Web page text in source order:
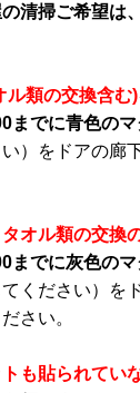
の清掃ご希望は
ル類の交換含む
までに青色のマ
）をドアの廊
オル類の交換
までに灰色のマ
ください）を
さい。
も貼られてい